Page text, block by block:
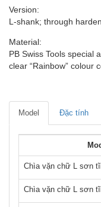
Version:
L-shank; through
Material:
PB Swiss Tools special
clear “Rainbow” colour
Model Đặc tính
Chìa vặn chữ L sơn
Chìa vặn chữ L sơn